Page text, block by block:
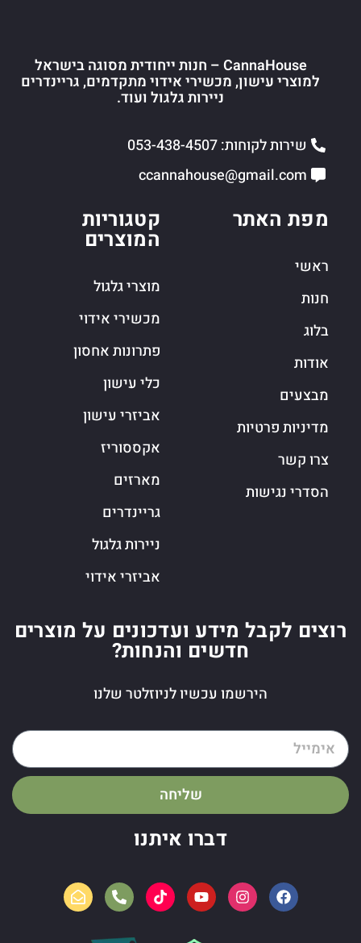
CannaHouse – חנות ייחודית מסוגה בישראל
למוצרי עישון, מכשירי אידוי מתקדמים, גריינדרים
ניירות גלגול ועוד.
שירות לקוחות: 053-438-4507
ccannahouse@gmail.com
מפת האתר
ראשי
חנות
בלוג
אודות
מבצעים
מדיניות פרטיות
צרו קשר
הסדרי נגישות
קטגוריות
המוצרים
מוצרי גלגול
מכשירי אידוי
פתרונות אחסון
כלי עישון
אביזרי עישון
אקססוריז
מארזים
גריינדרים
ניירות גלגול
אביזרי אידוי
רוצים לקבל מידע ועדכונים על מוצרים
חדשים והנחות?
הירשמו עכשיו לניוזלטר שלנו
שליחה
דברו איתנו